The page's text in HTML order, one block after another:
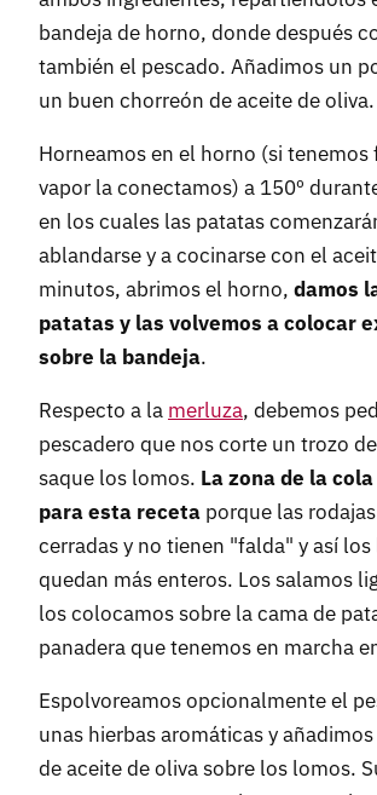
bandeja de horno, donde después
también el pescado. Añadimos un
un buen chorreón de aceite de oliva.
Horneamos en el horno (si
vapor la conectamos) a 150º
en los cuales las patatas
ablandarse y a cocinarse con el
minutos, abrimos el horno, damos
patatas y las volvemos a colocar
sobre la bandeja.
Respecto a la merluza, debemos
pescadero que nos corte un trozo
saque los lomos. La zona de la
para esta receta porque las
cerradas y no tienen "falda" y así
quedan más enteros. Los salamos
los colocamos sobre la cama de
panadera que tenemos en marcha
Espolvoreamos opcionalmente el
unas hierbas aromáticas y
de aceite de oliva sobre los lomos.